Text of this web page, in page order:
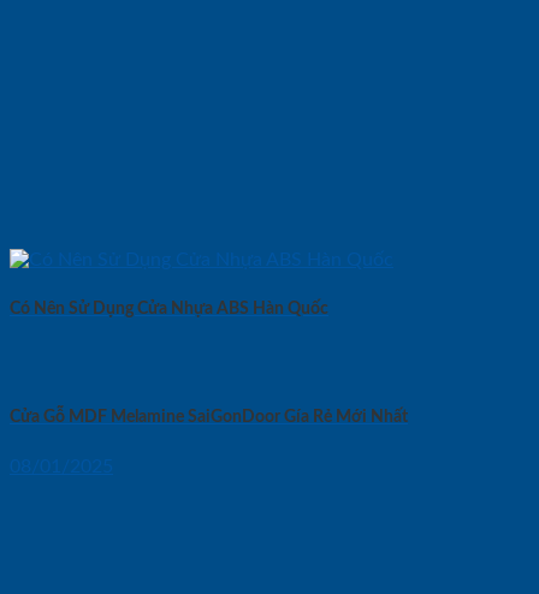
Có Nên Sử Dụng Cửa Nhựa ABS Hàn Quốc
Cửa Gỗ MDF Melamine SaiGonDoor Gía Rẻ Mới Nhất
08/01/2025